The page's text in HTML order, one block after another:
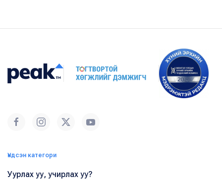
Үндсэн категори
Уурлах уу, учирлах уу?